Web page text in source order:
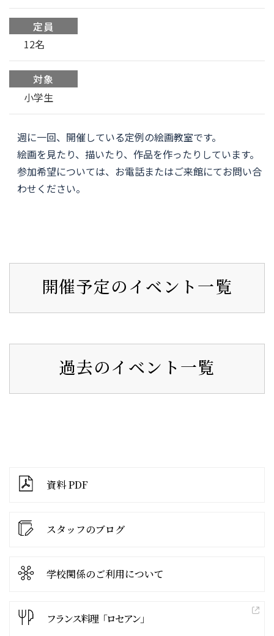
定員
12名
対象
小学生
週に一回、開催している定例の絵画教室です。
絵画を見たり、描いたり、作品を作ったりしています。
参加希望については、お電話またはご来館にてお問い合
わせください。
開催予定のイベント一覧
過去のイベント一覧
資料 PDF
スタッフのブログ
学校関係のご利用について
フランス料理「ロセアン」